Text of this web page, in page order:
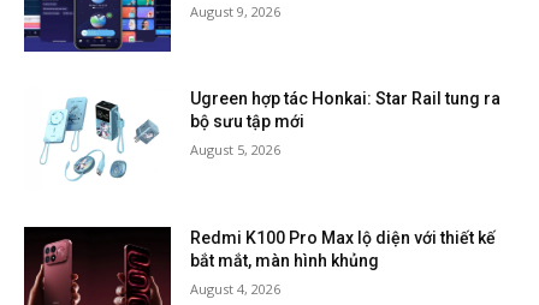
August 9, 2026
Ugreen hợp tác Honkai: Star Rail tung ra
bộ sưu tập mới
August 5, 2026
Redmi K100 Pro Max lộ diện với thiết kế
bắt mắt, màn hình khủng
August 4, 2026